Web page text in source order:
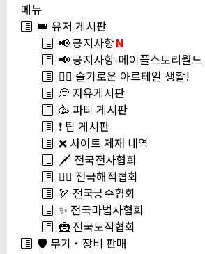
메뉴
👑 유저 게시판
📢 공지사항N
📢 공지사항-메이플스토리월드
💁‍♂ 슬기로운 아르테일 생활!
💭 자유게시판
🥳 파티 게시판
❗️ 팁 게시판
❌ 사이트 제재 내역
🗡️ 전국전사협회
🏴‍☠️ 전국해적협회
🏹 전국궁수협회
✨ 전국마법사협회
🦹 전국도적협회
🛡️ 무기・장비 판매